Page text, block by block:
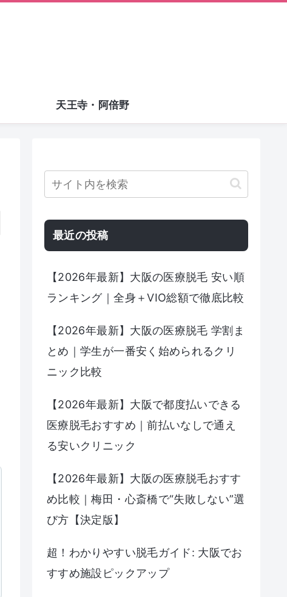
天王寺・阿倍野
最近の投稿
【2026年最新】大阪の医療脱毛 安い順
ランキング｜全身＋VIO総額で徹底比較
【2026年最新】大阪の医療脱毛 学割ま
とめ｜学生が一番安く始められるクリ
ニック比較
【2026年最新】大阪で都度払いできる
医療脱毛おすすめ｜前払いなしで通え
る安いクリニック
【2026年最新】大阪の医療脱毛おすす
め比較｜梅田・心斎橋で“失敗しない”選
び方【決定版】
超！わかりやすい脱毛ガイド: 大阪でお
すすめ施設ピックアップ